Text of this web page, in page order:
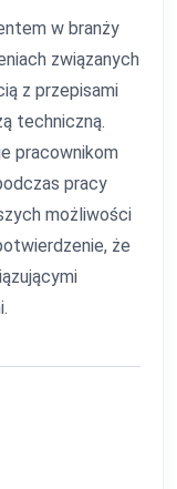
w branży
związanych
z przepisami
techniczną.
pracownikom
pracy
możliwości
że